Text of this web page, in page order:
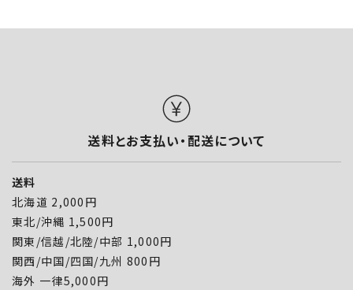
送料とお支払い・配送について
送料
北海道 2,000円
東北/沖縄 1,500円
関東/信越/北陸/中部 1,000円
関西/中国/四国/九州 800円
海外 一律5,000円